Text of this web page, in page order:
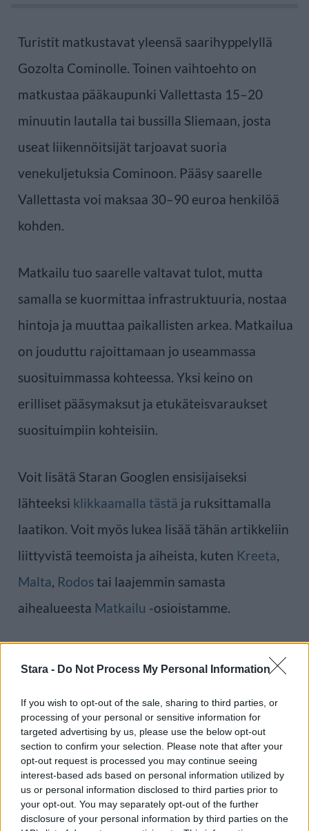
Stara - Do Not Process My Personal Information
If you wish to opt-out of the sale, sharing to third parties, or
processing of your personal or sensitive information for
targeted advertising by us, please use the below opt-out
section to confirm your selection. Please note that after your
opt-out request is processed you may continue seeing
interest-based ads based on personal information utilized by
us or personal information disclosed to third parties prior to
your opt-out. You may separately opt-out of the further
disclosure of your personal information by third parties on the
Turistit matkustavat yleensä saarihyppelyllä
Gozolta Cominolle. Toinen vaihtoehto on
matkustaa pääkaupunki Vallettasta 15–20
minuutin lautalla tai bussilla Sliemaan, josta
useat liikennöitsijät tarjoavat suoria
venekuljetuksia Cominoon. Pääsy saarelle
Vallettasta voi maksaa 30–90 euroa henkilöä
kohden.
Matkailu tuo saarelle valtavat tulot, mutta
samalla se kuormittaa infrastruktuuria, nostaa
hintoja ja muuttaa paikallisten arkea. Matkailua
on jouduttu rajoittamaan jo useammassa
suosituimmassa kohteessa. Yksi keino on
erilliset pääsymaksut ja etukäteisvaraukset
suosituimpiin kohteisiin.
Voit lisätä Staran Googlen ensisijaiseksi
lähteeksi klikkaamalla tästä ja ruksittamalla
laatikon. Voit myös lukea lisää tähän artikkeliin
liittyvistä teemoista ja aiheista, kuten Kreeta,
Malta, Rodos tai laajemmin samasta
aihealueesta Matkailu -osioistamme.